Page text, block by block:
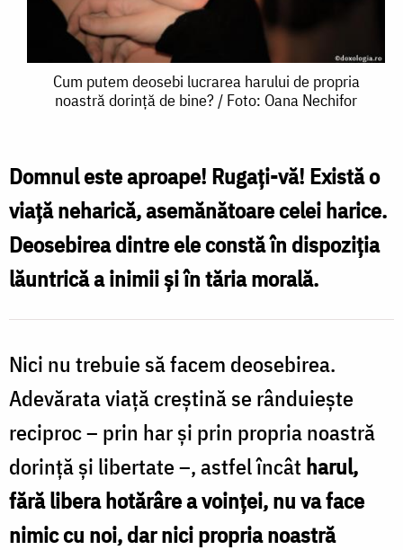
Cum
putem
lucrarea
harului
de
propria
de
bine?
/
Foto:
Oana
Cum putem deosebi lucrarea harului de propria
noastră dorință de bine? / Foto: Oana Nechifor
Domnul este aproape! Rugați-vă! Există o
viață neharică, asemănătoare celei harice.
Deosebirea dintre ele constă în dispoziția
lăuntrică a inimii și în tăria morală.
Nici nu trebuie să facem deosebirea.
Adevărata viaţă creştină se rânduieşte
reciproc – prin har şi prin propria noastră
dorinţă şi libertate –, astfel încât harul,
fără libera hotărâre a voinţei, nu va face
nimic cu noi, dar nici propria noastră